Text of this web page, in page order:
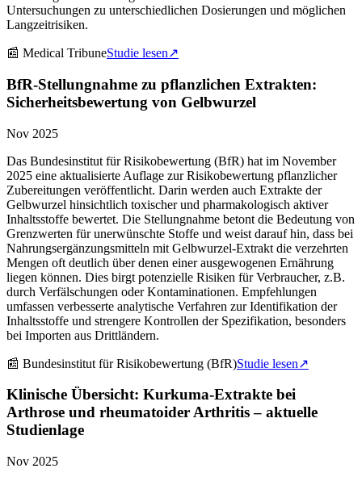
Untersuchungen zu unterschiedlichen Dosierungen und möglichen
Langzeitrisiken.
📰 Medical TribuneStudie lesen↗
BfR-Stellungnahme zu pflanzlichen Extrakten:
Sicherheitsbewertung von Gelbwurzel
Nov 2025
Das Bundesinstitut für Risikobewertung (BfR) hat im November
2025 eine aktualisierte Auflage zur Risikobewertung pflanzlicher
Zubereitungen veröffentlicht. Darin werden auch Extrakte der
Gelbwurzel hinsichtlich toxischer und pharmakologisch aktiver
Inhaltsstoffe bewertet. Die Stellungnahme betont die Bedeutung von
Grenzwerten für unerwünschte Stoffe und weist darauf hin, dass bei
Nahrungsergänzungsmitteln mit Gelbwurzel-Extrakt die verzehrten
Mengen oft deutlich über denen einer ausgewogenen Ernährung
liegen können. Dies birgt potenzielle Risiken für Verbraucher, z.B.
durch Verfälschungen oder Kontaminationen. Empfehlungen
umfassen verbesserte analytische Verfahren zur Identifikation der
Inhaltsstoffe und strengere Kontrollen der Spezifikation, besonders
bei Importen aus Drittländern.
📰 Bundesinstitut für Risikobewertung (BfR)Studie lesen↗
Klinische Übersicht: Kurkuma-Extrakte bei
Arthrose und rheumatoider Arthritis – aktuelle
Studienlage
Nov 2025